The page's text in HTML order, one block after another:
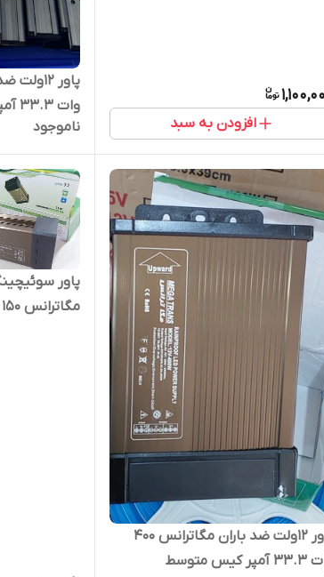
افزودن به سبد
وات 33.3 آمپر کشویی
ناموجود
پاور ۱۲ولت ضد باران مگاترانس 400
کیس متوسط
مگاترانس ۱۵۰ وات ۱۲.۵ آمپر